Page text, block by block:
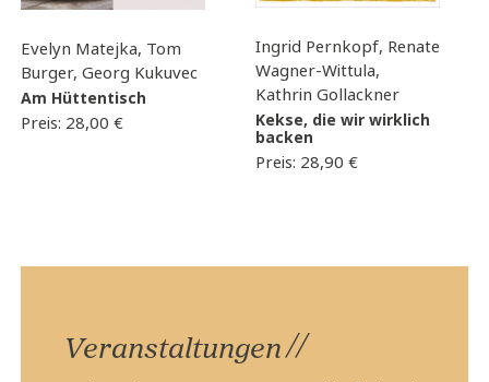
Evelyn Matejka, Tom
Burger, Georg Kukuvec
Am Hüttentisch
Preis: 28,00 €
Ingrid Pernkopf, Renate
Wagner-Wittula,
Kathrin Gollackner
Kekse, die wir wirklich
backen
Preis: 28,90 €
Veranstaltungen //